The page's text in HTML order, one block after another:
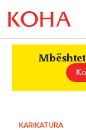
KARIKATURA